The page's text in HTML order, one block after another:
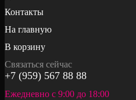
Контакты
На главную
В корзину
Связаться сейчас
+7 (959) 567 88 88
Ежедневно с 9:00 до 18:00